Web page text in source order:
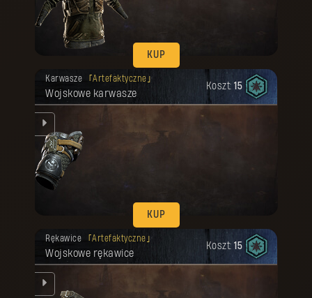
KUP
Karwasze Artefaktyczne
Wojskowe karwasze
Koszt: 15
KUP
Twoja nagroda została odblokowana.
Rękawice Artefaktyczne
Wojskowe rękawice
Koszt: 15
Twoja nagroda została odblokowana.